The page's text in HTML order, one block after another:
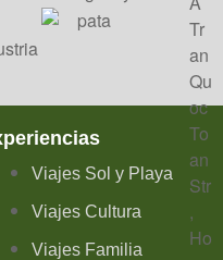
Viajes Sol y Playa
Viajes Cultura
Viajes Familia
Tr
an
Qu
oc
To
an
Str
,
Ho